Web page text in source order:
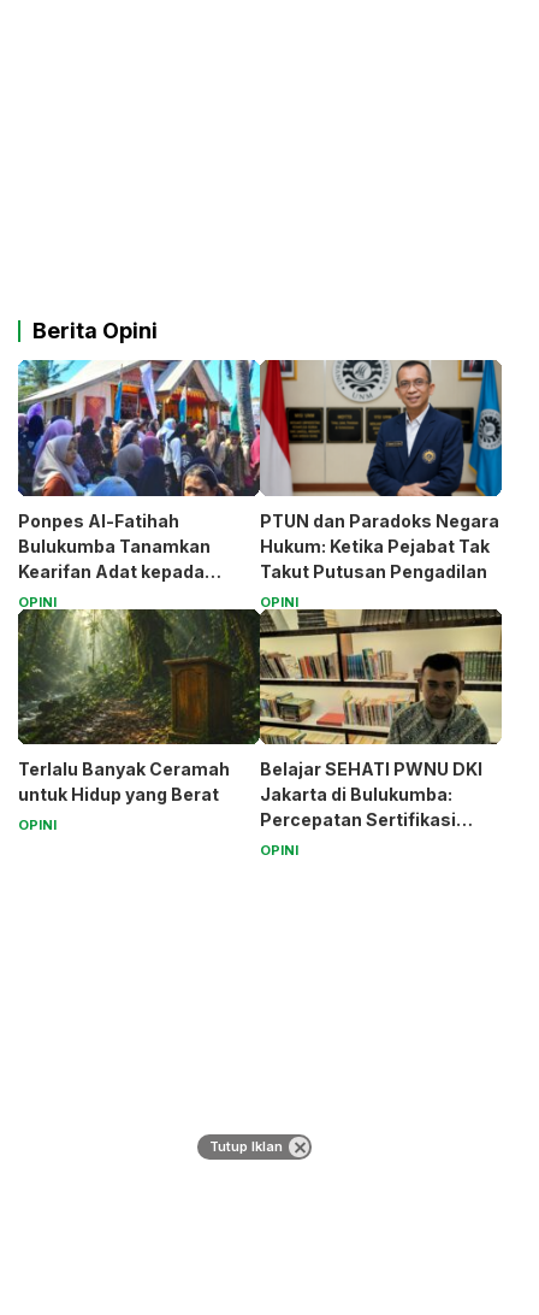
Berita Opini
Ponpes Al-Fatihah
Bulukumba Tanamkan
Kearifan Adat kepada
Santri (Bagian 1)
OPINI
PTUN dan Paradoks Negara
Hukum: Ketika Pejabat Tak
Takut Putusan Pengadilan
OPINI
Terlalu Banyak Ceramah
untuk Hidup yang Berat
OPINI
Belajar SEHATI PWNU DKI
Jakarta di Bulukumba:
Percepatan Sertifikasi
Halal Bagi UMK
OPINI
Tutup Iklan